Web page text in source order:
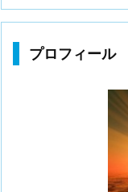
プロフィール